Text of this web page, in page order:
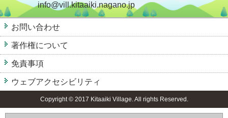
info@vill.kitaaiki.nagano.jp
お問い合わせ
著作権について
免責事項
ウェブアクセシビリティ
Copyright © 2017 Kitaaiki Village. All rights Reserved.